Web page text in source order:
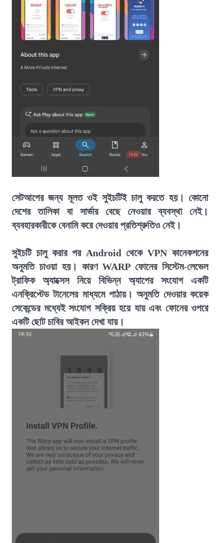
সেটআপের জন্য মূলত ওই সুইচটিই চালু করতে হয়। কোনো
দেশের তালিকা বা সার্ভার বেছে নেওয়ার ব্যবস্থা নেই।
ব্যবহারকারীকে বেনামি করে দেওয়ার প্রতিশ্রুতিও নেই।
সুইচটি চালু করার পর Android থেকে VPN কানেকশনের
অনুমতি চাওয়া হয়। কারণ WARP ফোনের সিস্টেম-লেভেল
ট্রাফিক অ্যাক্সেস নিয়ে বিভিন্ন অ্যাপের সংযোগ একটি
এনক্রিপ্টেড টানেলের মাধ্যমে পাঠায়। অনুমতি দেওয়ার কয়েক
সেকেন্ডের মধ্যেই সংযোগ সক্রিয় হয়ে যায় এবং ফোনের ওপরে
একটি ছোট চাবির আইকন দেখা যায়।